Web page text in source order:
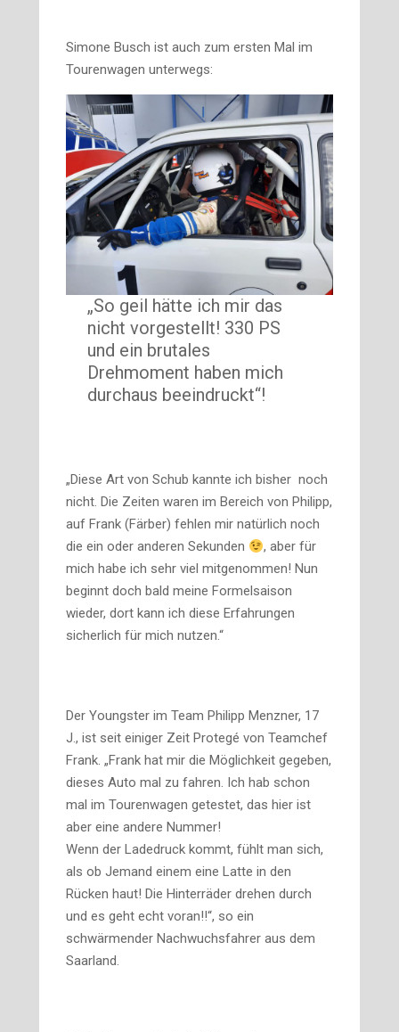
Simone Busch ist auch zum ersten Mal im
Tourenwagen unterwegs:
„So geil hätte ich mir das
nicht vorgestellt! 330 PS
und ein brutales
Drehmoment haben mich
durchaus beeindruckt“!
„Diese Art von Schub kannte ich bisher noch
nicht. Die Zeiten waren im Bereich von Philipp,
auf Frank (Färber) fehlen mir natürlich noch
die ein oder anderen Sekunden
, aber für
mich habe ich sehr viel mitgenommen! Nun
beginnt doch bald meine Formelsaison
wieder, dort kann ich diese Erfahrungen
sicherlich für mich nutzen.“
Der Youngster im Team Philipp Menzner, 17
J., ist seit einiger Zeit Protegé von Teamchef
Frank. „Frank hat mir die Möglichkeit gegeben,
dieses Auto mal zu fahren. Ich hab schon
mal im Tourenwagen getestet, das hier ist
aber eine andere Nummer!
Wenn der Ladedruck kommt, fühlt man sich,
als ob Jemand einem eine Latte in den
Rücken haut! Die Hinterräder drehen durch
und es geht echt voran!!“, so ein
schwärmender Nachwuchsfahrer aus dem
Saarland.